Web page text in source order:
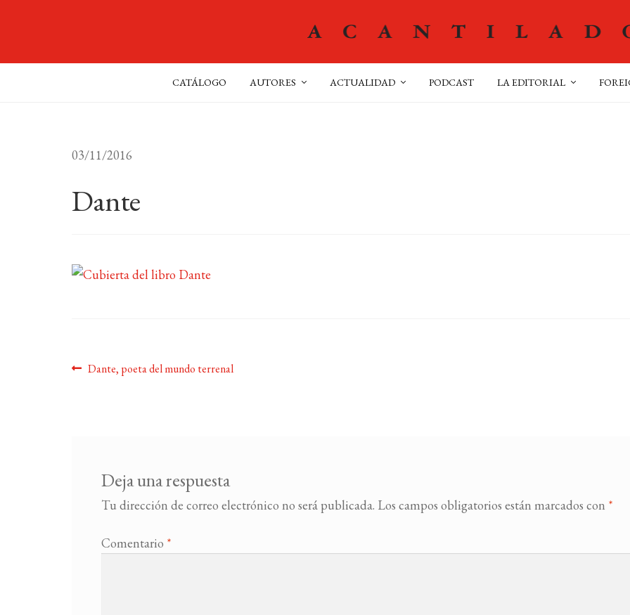
CATÁLOGO AUTORES ACTUALIDAD PODCAST LA EDITORIAL
03/11/2016
Dante
Navegación
Anterior:
Dante, poeta del mundo terrenal
Deja una respuesta
Tu dirección de correo electrónico no será publicada. Los campos obligatorios están marcados con *
Comentario *